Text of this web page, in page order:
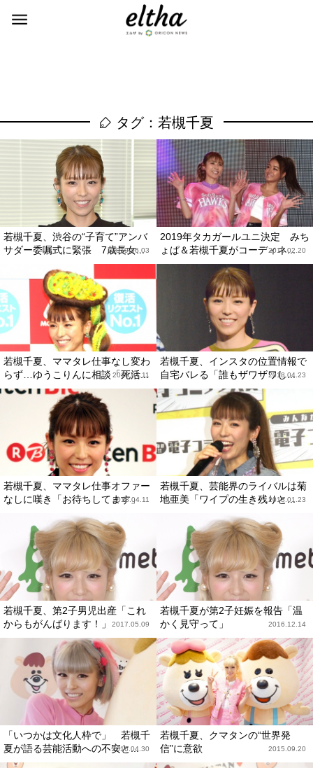
タグ：若槻千夏
若槻千夏、渋谷の“子育て”アンバ
サダー委嘱式に緊張 7歳長女...
2019.06.03
2019年タカガールユニ決定 みち
ょぱ＆若槻千夏がコーディネ...
2019.02.20
若槻千夏、ママタレ仕事なし変わ
らず…ゆうこりんに相談「死活...
2018.07.11
若槻千夏、インスタの位置情報で
自宅バレる「誰もザワザワし...
2018.04.23
若槻千夏、ママタレ仕事オファー
なしに嘆き「お待ちしてます」
2018.04.11
若槻千夏、芸能界のライバルは菊
地亜美「ワイプの生き残りと...
2018.01.23
若槻千夏、第2子男児出産「これ
からもがんばります！」
2017.05.09
若槻千夏が第2子妊娠を報告「温
かく見守って」
2016.12.14
「いつかは文化人枠で」 若槻千
夏が語る芸能活動への不安と...
2016.04.30
若槻千夏、クマタンの“世界発
信”に意欲
2015.09.20